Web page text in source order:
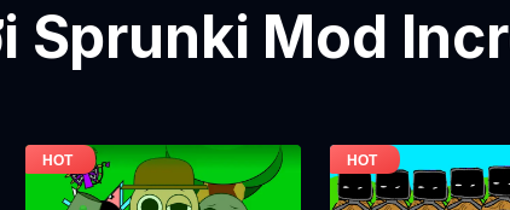
Sprunki Mod